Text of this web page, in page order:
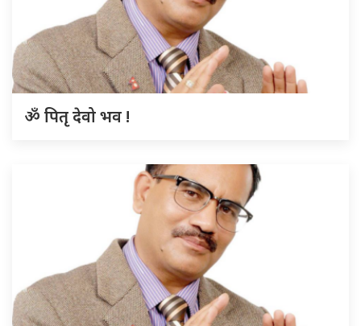
ॐ पितृ देवो भव !